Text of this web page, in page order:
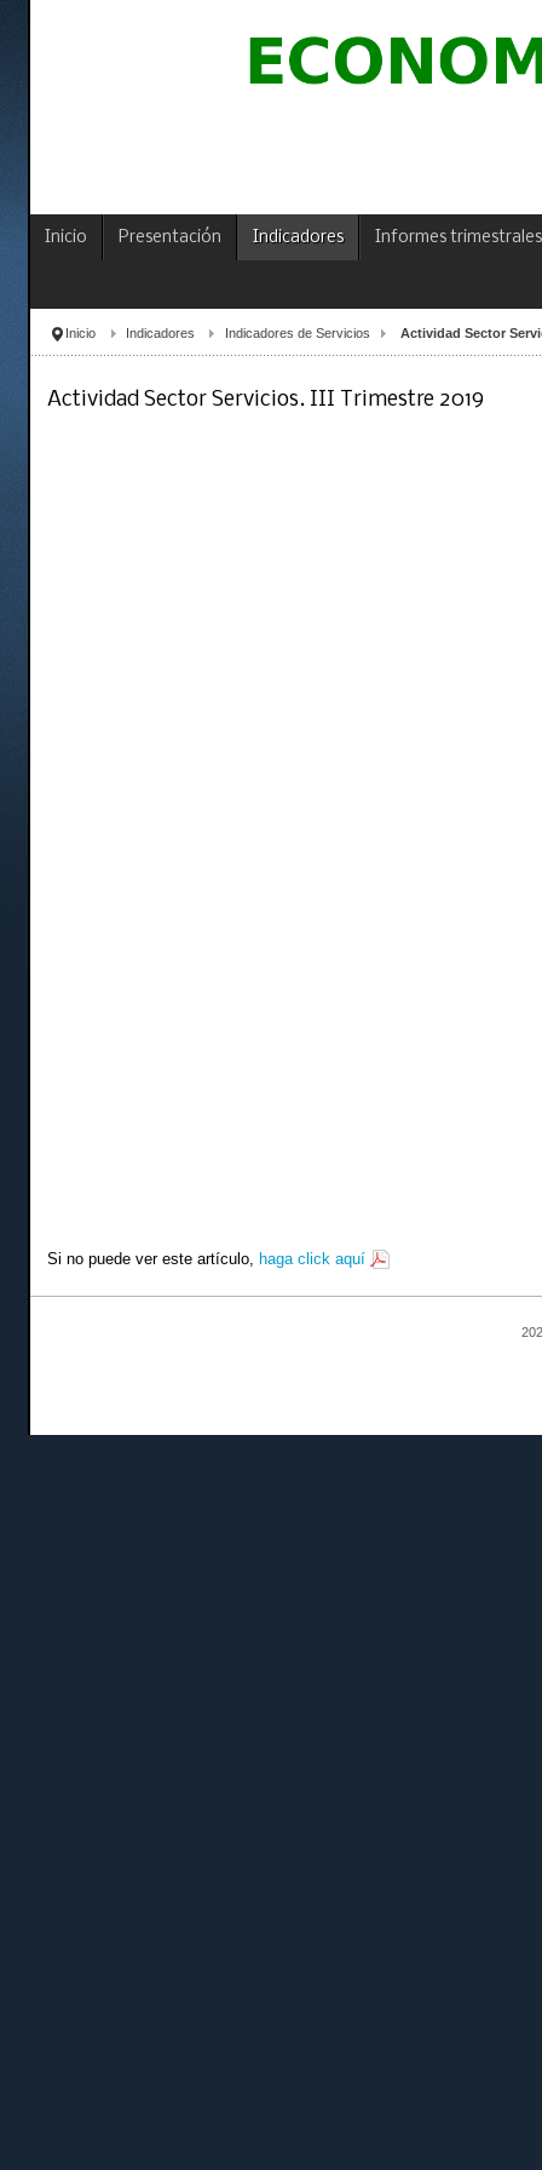
Inicio Presentación Indicadores Informes trimestrales
Inicio Indicadores Indicadores de Servicios Actividad Sector
Actividad Sector Servicios. III Trimestre 2019
Si no puede ver este artículo, haga click aquí